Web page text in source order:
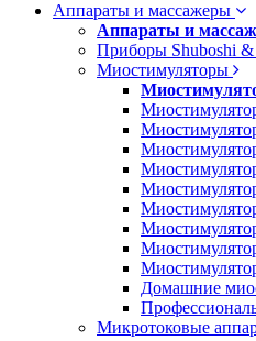
Аппараты и массажеры
Аппараты и
Приборы Shuboshi
Миостимуляторы
Домашние
Микротоковые